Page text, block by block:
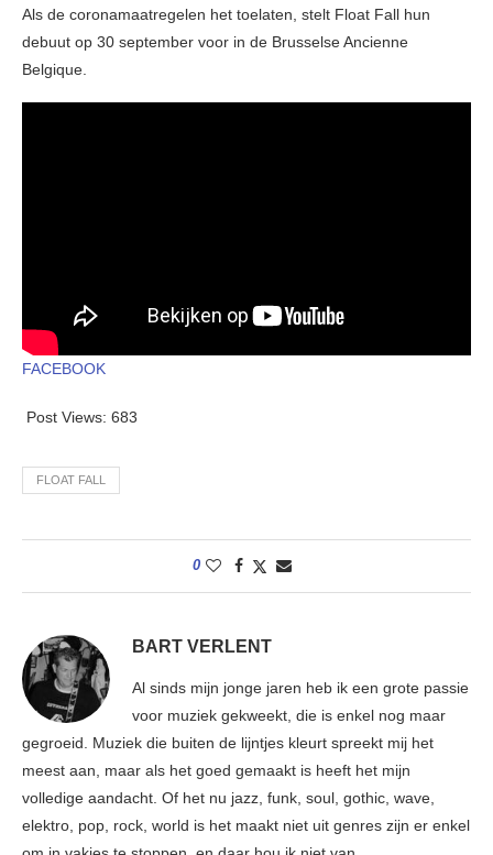
Als de coronamaatregelen het toelaten, stelt Float Fall hun
debuut op 30 september voor in de Brusselse Ancienne
Belgique.
FACEBOOK
Post Views: 683
FLOAT FALL
0
BART VERLENT
Al sinds mijn jonge jaren heb ik een grote passie
voor muziek gekweekt, die is enkel nog maar
gegroeid. Muziek die buiten de lijntjes kleurt spreekt mij het
meest aan, maar als het goed gemaakt is heeft het mijn
volledige aandacht. Of het nu jazz, funk, soul, gothic, wave,
elektro, pop, rock, world is het maakt niet uit genres zijn er enkel